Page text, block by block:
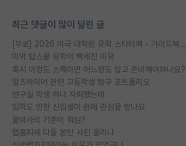
최근 댓글이 많이 달린 글
[무료] 2026 미국 대학원 유학 스타터팩 - 가이드북 & 합격자 컨택메일 템플릿
미박 탑스쿨 유학이 빡세진 이유
혹시 이정도 스펙이면 어느정도 잡고 준비해야하나요?
알츠하이머 관련 고등학생 탐구 포트폴리오
연구실 학생 하나 자퇴했는데
입학도 안한 신입생이 원래 관심을 받나요
물박사의 기준이 뭐임?
랩홈피에 다들 본인 사진 올리냐